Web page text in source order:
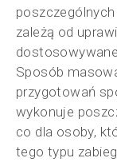
zależą od
Sposób
przygotowań
wykonuje
co dla osoby,
tego typu